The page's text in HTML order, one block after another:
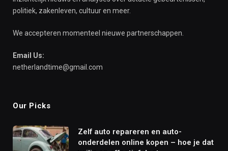
politiek, zakenleven, cultuur en meer.
We accepteren momenteel nieuwe partnerschappen.
Email Us:
netherlandtime@gmail.com
Our Picks
Zelf auto repareren en auto-
onderdelen online kopen – hoe je dat